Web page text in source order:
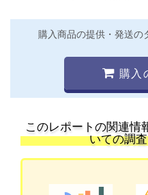
購入商品の提供・発送の
購入
このレポートの関連情
いての調